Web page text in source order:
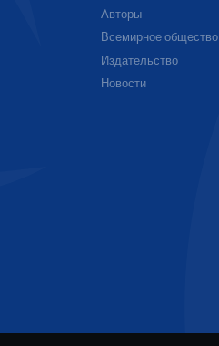
Авторы
Всемирное общество
Издательство
Новости